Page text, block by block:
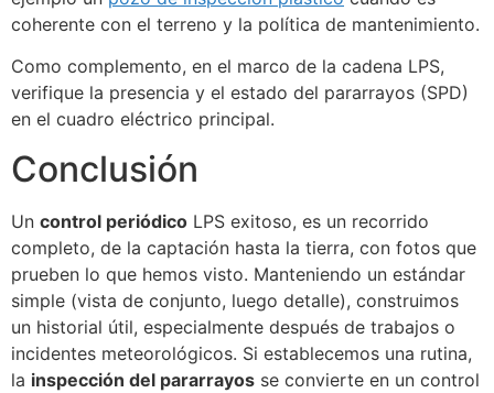
coherente con el terreno y la política de mantenimiento.
Como complemento, en el marco de la cadena LPS,
verifique la presencia y el estado del pararrayos (SPD)
en el cuadro eléctrico principal.
Conclusión
Un control periódico LPS exitoso, es un recorrido
completo, de la captación hasta la tierra, con fotos que
prueben lo que hemos visto. Manteniendo un estándar
simple (vista de conjunto, luego detalle), construimos
un historial útil, especialmente después de trabajos o
incidentes meteorológicos. Si establecemos una rutina,
la inspección del pararrayos se convierte en un control